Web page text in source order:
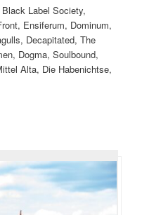
Label Society,
Ensiferum, Dominum,
Decapitated, The
Dogma, Soulbound,
Alta, Die Habenichtse,